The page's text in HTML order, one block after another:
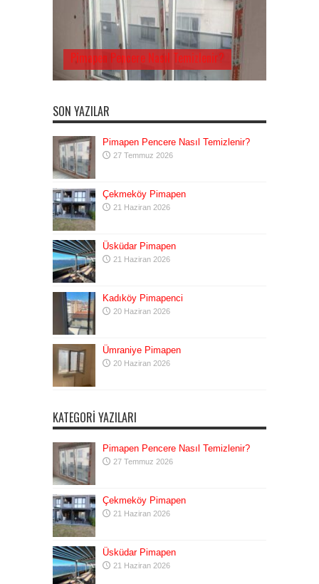
Pimapen Pencere Nasıl Temizlenir?
SON YAZILAR
Pimapen Pencere Nasıl Temizlenir?
27 Temmuz 2026
Çekmeköy Pimapen
21 Haziran 2026
Üsküdar Pimapen
21 Haziran 2026
Kadıköy Pimapenci
20 Haziran 2026
Ümraniye Pimapen
20 Haziran 2026
KATEGORI YAZILARI
Pimapen Pencere Nasıl Temizlenir?
27 Temmuz 2026
Çekmeköy Pimapen
21 Haziran 2026
Üsküdar Pimapen
21 Haziran 2026